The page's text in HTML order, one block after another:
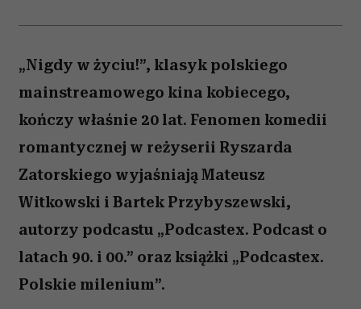
„Nigdy w życiu!”, klasyk polskiego
mainstreamowego kina kobiecego,
kończy właśnie 20 lat. Fenomen komedii
romantycznej w reżyserii Ryszarda
Zatorskiego wyjaśniają Mateusz
Witkowski i Bartek Przybyszewski,
autorzy podcastu „Podcastex. Podcast o
latach 90. i 00.” oraz książki „Podcastex.
Polskie milenium”.